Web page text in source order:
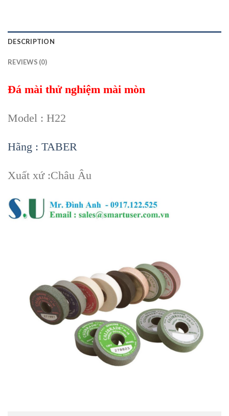
DESCRIPTION
REVIEWS (0)
Đá mài thử nghiệm mài mòn
Model : H22
Hãng : TABER
Xuất xứ :Châu Âu